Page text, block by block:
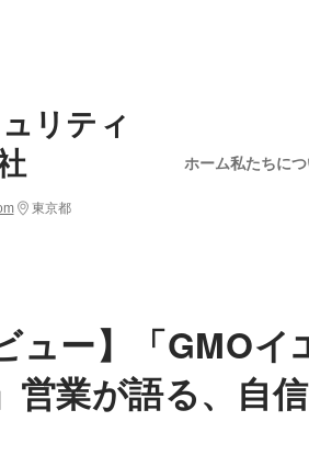
リティ
東京都
ホーム私たちに
ュー】「GMOイ
業が語る、自